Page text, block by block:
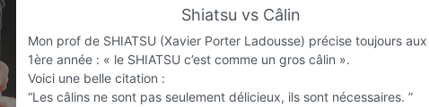
Ouvre dès 18:00
Shiatsu vs Câlin
Mon prof de SHIATSU (Xavier Porter Ladousse) précise toujours aux
1ère année : « le SHIATSU c’est comme un gros câlin ».
Voici une belle citation :
“Les câlins ne sont pas seulement délicieux, ils sont nécessaires. ”